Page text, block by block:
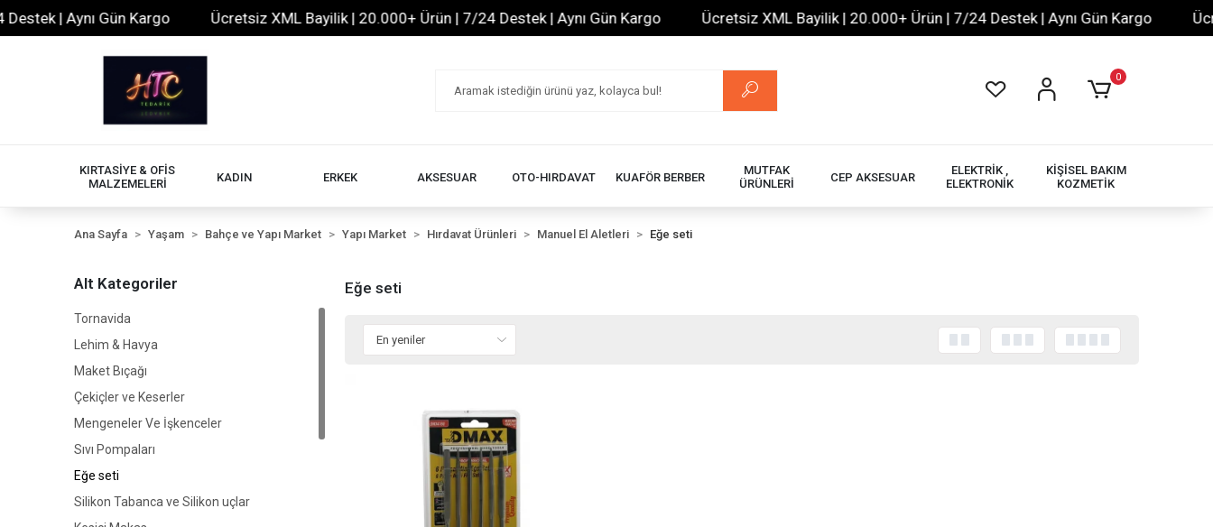
| Aynı Gün Kargo Ücretsiz XML Bayilik | 20.000+ Ürün | 7/24 Destek | Aynı Gün Kargo Ücretsiz XML Bayilik | 20.000+ Ürün | 7/24 Destek | Aynı Gün Kargo
0
KIRTASİYE & OFİS
MALZEMELERİ
KADIN ERKEK AKSESUAR OTO-HIRDAVAT KUAFÖR BERBER
MUTFAK
ÜRÜNLERİ
CEP AKSESUAR
ELEKTRİK ,
ELEKTRONİK
KİŞİSEL BAKIM
KOZMETİK
Ana Sayfa Yaşam Bahçe ve Yapı Market Yapı Market Hırdavat Ürünleri Manuel El Aletleri Eğe seti
Alt Kategoriler
Tornavida
Lehim & Havya
Maket Bıçağı
Çekiçler ve Keserler
Mengeneler Ve İşkenceler
Sıvı Pompaları
Eğe seti
Silikon Tabanca ve Silikon uçlar
Eğe seti